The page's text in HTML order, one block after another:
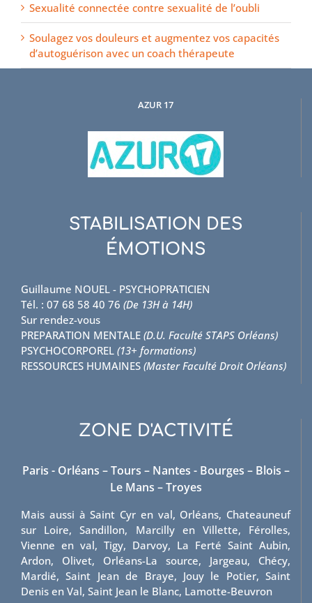
Sexualité connectée contre sexualité de l’oubli
Soulagez vos douleurs et augmentez vos capacités
d’autoguérison avec un coach thérapeute
AZUR 17
STABILISATION DES
ÉMOTIONS
Guillaume NOUEL - PSYCHOPRATICIEN
Tél. : 07 68 58 40 76 (De 13H à 14H)
Sur rendez-vous
PREPARATION MENTALE (D.U. Faculté STAPS Orléans)
PSYCHOCORPOREL (13+ formations)
RESSOURCES HUMAINES (Master Faculté Droit Orléans)
ZONE D'ACTIVITÉ
Paris - Orléans – Tours – Nantes - Bourges – Blois –
Le Mans – Troyes
Mais aussi à Saint Cyr en val, Orléans, Chateauneuf
sur Loire, Sandillon, Marcilly en Villette, Férolles,
Vienne en val, Tigy, Darvoy, La Ferté Saint Aubin,
Ardon, Olivet, Orléans-La source, Jargeau, Chécy,
Mardié, Saint Jean de Braye, Jouy le Potier, Saint
Denis en Val, Saint Jean le Blanc, Lamotte-Beuvron